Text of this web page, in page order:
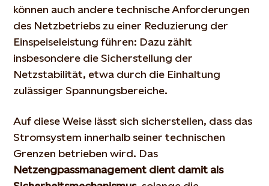
können auch andere technische Anforderungen
des Netzbetriebs zu einer Reduzierung der
Einspeiseleistung führen: Dazu zählt
insbesondere die Sicherstellung der
Netzstabilität, etwa durch die Einhaltung
zulässiger Spannungsbereiche.
Auf diese Weise lässt sich sicherstellen, dass das
Stromsystem innerhalb seiner technischen
Grenzen betrieben wird. Das
Netzengpassmanagement dient damit als